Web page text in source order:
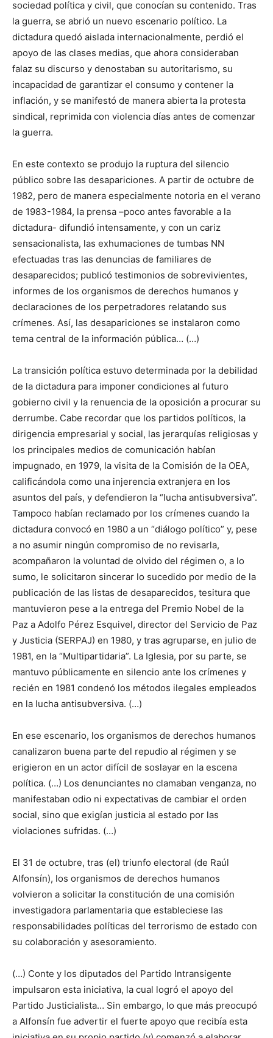
sociedad política y civil, que conocían su contenido. Tras
la guerra, se abrió un nuevo escenario político. La
dictadura quedó aislada internacionalmente, perdió el
apoyo de las clases medias, que ahora consideraban
falaz su discurso y denostaban su autoritarismo, su
incapacidad de garantizar el consumo y contener la
inflación, y se manifestó de manera abierta la protesta
sindical, reprimida con violencia días antes de comenzar
la guerra.
En este contexto se produjo la ruptura del silencio
público sobre las desapariciones. A partir de octubre de
1982, pero de manera especialmente notoria en el verano
de 1983-1984, la prensa –poco antes favorable a la
dictadura- difundió intensamente, y con un cariz
sensacionalista, las exhumaciones de tumbas NN
efectuadas tras las denuncias de familiares de
desaparecidos; publicó testimonios de sobrevivientes,
informes de los organismos de derechos humanos y
declaraciones de los perpetradores relatando sus
crímenes. Así, las desapariciones se instalaron como
tema central de la información pública… (…)
La transición política estuvo determinada por la debilidad
de la dictadura para imponer condiciones al futuro
gobierno civil y la renuencia de la oposición a procurar su
derrumbe. Cabe recordar que los partidos políticos, la
dirigencia empresarial y social, las jerarquías religiosas y
los principales medios de comunicación habían
impugnado, en 1979, la visita de la Comisión de la OEA,
calificándola como una injerencia extranjera en los
asuntos del país, y defendieron la “lucha antisubversiva”.
Tampoco habían reclamado por los crímenes cuando la
dictadura convocó en 1980 a un “diálogo político” y, pese
a no asumir ningún compromiso de no revisarla,
acompañaron la voluntad de olvido del régimen o, a lo
sumo, le solicitaron sincerar lo sucedido por medio de la
publicación de las listas de desaparecidos, tesitura que
mantuvieron pese a la entrega del Premio Nobel de la
Paz a Adolfo Pérez Esquivel, director del Servicio de Paz
y Justicia (SERPAJ) en 1980, y tras agruparse, en julio de
1981, en la “Multipartidaria”. La Iglesia, por su parte, se
mantuvo públicamente en silencio ante los crímenes y
recién en 1981 condenó los métodos ilegales empleados
en la lucha antisubversiva. (…)
En ese escenario, los organismos de derechos humanos
canalizaron buena parte del repudio al régimen y se
erigieron en un actor difícil de soslayar en la escena
política. (…) Los denunciantes no clamaban venganza, no
manifestaban odio ni expectativas de cambiar el orden
social, sino que exigían justicia al estado por las
violaciones sufridas. (…)
El 31 de octubre, tras (el) triunfo electoral (de Raúl
Alfonsín), los organismos de derechos humanos
volvieron a solicitar la constitución de una comisión
investigadora parlamentaria que estableciese las
responsabilidades políticas del terrorismo de estado con
su colaboración y asesoramiento.
(…) Conte y los diputados del Partido Intransigente
impulsaron esta iniciativa, la cual logró el apoyo del
Partido Justicialista… Sin embargo, lo que más preocupó
a Alfonsín fue advertir el fuerte apoyo que recibía esta